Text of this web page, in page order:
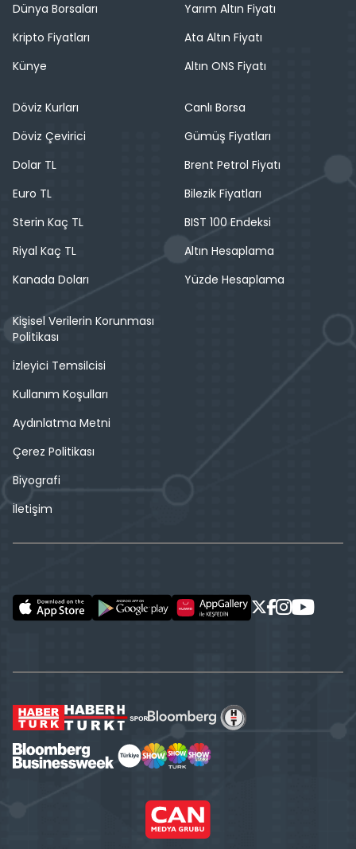
Dünya Borsaları
Kripto Fiyatları
Künye
Yarım Altın Fiyatı
Ata Altın Fiyatı
Altın ONS Fiyatı
Döviz Kurları
Döviz Çevirici
Dolar TL
Euro TL
Sterin Kaç TL
Riyal Kaç TL
Kanada Doları
Canlı Borsa
Gümüş Fiyatları
Brent Petrol Fiyatı
Bilezik Fiyatları
BIST 100 Endeksi
Altın Hesaplama
Yüzde Hesaplama
Kişisel Verilerin Korunması
Politikası
İzleyici Temsilcisi
Kullanım Koşulları
Aydınlatma Metni
Çerez Politikası
Biyografi
İletişim